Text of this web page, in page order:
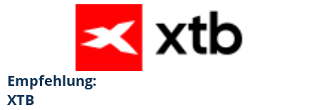
Empfehlung:
XTB